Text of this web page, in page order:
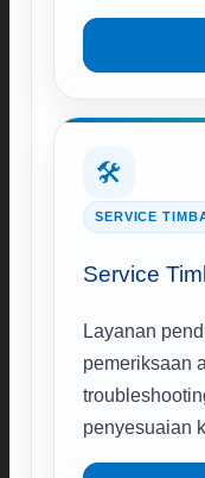
🛠️
SERVICE
Service
Layanan
pemeriksaan
penyesuaian